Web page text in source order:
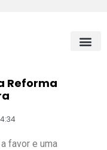
Reforma
favor e uma